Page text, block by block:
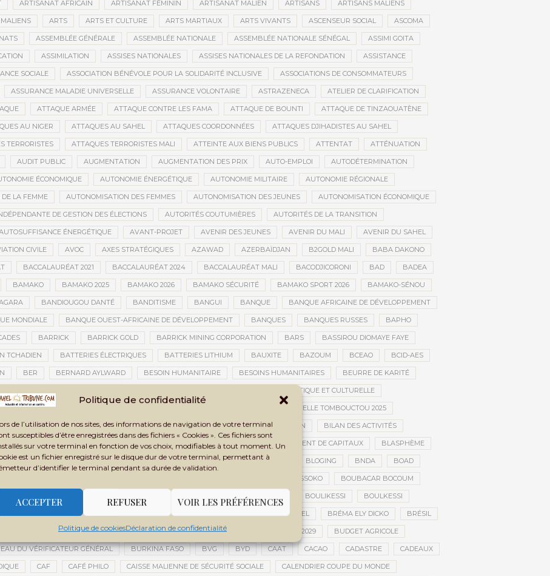
Politique de confidentialité
de l’utilisation de nos sites, des informations de navigation de votre terminal
susceptibles d’être enregistrées dans des fichiers « Cookies ». Ces fichiers sont
sur votre terminal en fonction de vos choix, modifiables à tout moment. Un
est un fichier enregistré sur le disque dur de votre terminal, permettant à
d’identifier le terminal pendant sa durée de validation.
ACCEPTER REFUSER VOIR LES PRÉFÉRENCES
Politique de cookiesDéclaration de confidentialité
ARTISANAT AFRICAIN ARTISANAT FÉMININ ARTISANAT MALIEN ARTISANS ARTISANS MALIENS
ARTS ARTS ET CULTURE ARTS MARTIAUX ARTS VIVANTS ASCENSEUR SOCIAL ASCOMA
ASSEMBLÉE GÉNÉRALE ASSEMBLÉE NATIONALE ASSEMBLÉE NATIONALE SÉNÉGAL ASSIMI GOITA
ASSIMILATION ASSISES NATIONALES ASSISES NATIONALES DE LA REFONDATION ASSISTANCE
SOCIALE ASSOCIATION BÉNÉVOLE POUR LA SOLIDARITÉ INCLUSIVE ASSOCIATIONS DE CONSOMMATEURS
ASSURANCE MALADIE UNIVERSELLE ASSURANCE VOLONTAIRE ASTRAZENECA ATELIER DE CLARIFICATION
ATTAQUE ARMÉE ATTAQUE CONTRE LES FAMA ATTAQUE DE BOUNTI ATTAQUE DE TINZAOUATÈNE
AU NIGER ATTAQUES AU SAHEL ATTAQUES COORDONNÉES ATTAQUES DJIHADISTES AU SAHEL
TERRORISTES ATTAQUES TERRORISTES MALI ATTEINTE AUX BIENS PUBLICS ATTENTAT ATTÉNUATION
AUDIT PUBLIC AUGMENTATION AUGMENTATION DES PRIX AUTO-EMPLOI AUTODÉTERMINATION
ÉCONOMIQUE AUTONOMIE ÉNERGÉTIQUE AUTONOMIE MILITAIRE AUTONOMIE RÉGIONALE
LA FEMME AUTONOMISATION DES FEMMES AUTONOMISATION DES JEUNES AUTONOMISATION ÉCONOMIQUE
DE GESTION DES ÉLECTIONS AUTORITÉS COUTUMIÈRES AUTORITÉS DE LA TRANSITION
ÉNERGÉTIQUE AVANT-PROJET AVENIR DES JEUNES AVENIR DU MALI AVENIR DU SAHEL
CIVILE AVOC AXES STRATÉGIQUES AZAWAD AZERBAÏDJAN B2GOLD MALI BABA DAKONO
BACCALAURÉAT 2021 BACCALAURÉAT 2024 BACCALAURÉAT MALI BACODJICORONI BAD BADEA
BAMAKO BAMAKO 2025 BAMAKO 2026 BAMAKO SÉCURITÉ BAMAKO SPORT 2026 BAMAKO-SÉNOU
BANDIOUGOU DANTÉ BANDITISME BANGUI BANQUE BANQUE AFRICAINE DE DÉVELOPPEMENT
MONDIALE BANQUE OUEST-AFRICAINE DE DÉVELOPPEMENT BANQUES BANQUES RUSSES BAPHO
BARRICK BARRICK GOLD BARRICK MINING CORPORATION BARS BASSIROU DIOMAYE FAYE
TCHADIEN BATTERIES ÉLECTRIQUES BATTERIES LITHIUM BAUXITE BAZOUM BCEAO BCID-AES
BER BERNARD AYLWARD BESOIN HUMANITAIRE BESOINS HUMANITAIRES BEURRE DE KARITÉ
BIENNALE ARTISTIQUE ET CULTURELLE
ET CULTURELLE DE TOMBOUCTOU 2025 BIENNALE ARTISTIQUE ET CULTURELLE TOMBOUCTOU 2025
BIG DATA BILAN BILAN 2024 BILAN ANNUEL BILAN DE LA TRANSITION BILAN DES ACTIVITÉS
BIOMÉTRIE BLANCHIMENT BLANCHIMENT D’ARGENT BLANCHIMENT DE CAPITAUX BLASPHÈME
FATOU DEMBÉLÉ BLOCKCHAIN BLOCUS BLOCUS ÉCONOMIQUE BLOGING BNDA BOAD
BOUARÉ FILY SISSOKO BOUBACAR BOCOUM
DIANÉ BOULEVARD DE L’INDÉPENDANCE BOULIKESSI BOULKESSI
BOURSES D'ÉTUDES BOURSES ÉTUDIANTS BRASSAGE CULTUREL BRÉMA ELY DICKO BRÉSIL
MOBILE D’INTERVENTION BRUNO LE MAIRE BRUXELLES BUDGET 2027-2029 BUDGET AGRICOLE
DU VÉRIFICATEUR GÉNÉRAL BURKINA FASO BVG BYD CAAT CACAO CADASTRE CADEAUX
CAF CAFÉ PHILO CAISSE MALIENNE DE SÉCURITÉ SOCIALE CALENDRIER COUPE DU MONDE